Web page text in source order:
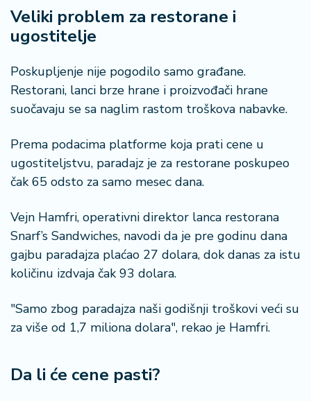
Veliki problem za restorane i
ugostitelje
Poskupljenje nije pogodilo samo građane.
Restorani, lanci brze hrane i proizvođači hrane
suočavaju se sa naglim rastom troškova nabavke.
Prema podacima platforme koja prati cene u
ugostiteljstvu, paradajz je za restorane poskupeo
čak 65 odsto za samo mesec dana.
Vejn Hamfri, operativni direktor lanca restorana
Snarf’s Sandwiches, navodi da je pre godinu dana
gajbu paradajza plaćao 27 dolara, dok danas za istu
količinu izdvaja čak 93 dolara.
"Samo zbog paradajza naši godišnji troškovi veći su
za više od 1,7 miliona dolara", rekao je Hamfri.
Da li će cene pasti?